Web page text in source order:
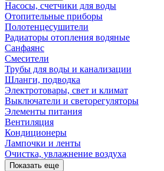
Насосы, счетчики для воды
Отопительные приборы
Полотенцесушители
Радиаторы отопления водяные
Санфаянс
Смесители
Трубы для воды и канализации
Шланги, подводка
Электротовары, свет и климат
Выключатели и светорегуляторы
Элементы питания
Вентиляция
Кондиционеры
Лампочки и ленты
Очистка, увлажнение воздуха
Показать еще